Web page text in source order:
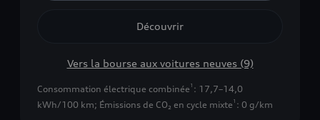
Découvrir
Vers la bourse aux voitures neuves (9)
Consommation électrique combinée 1 : 17,7–14,0
kWh/100 km; Émissions de CO₂ en cycle mixte 1 : 0 g/km